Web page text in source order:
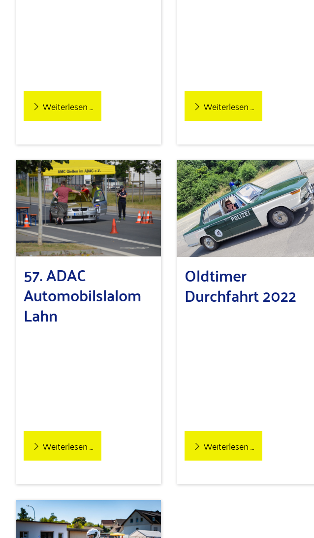
Weiterlesen … Weiterlesen …
57. ADAC
Automobilslalom
Lahn
Weiterlesen …
Oldtimer
Durchfahrt 2022
Weiterlesen …